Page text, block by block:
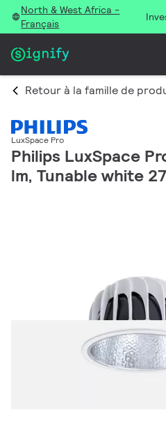
North & West Africa -
Français
Retour à la famille de
LuxSpace Pro
Philips LuxSpace
lm, Tunable white